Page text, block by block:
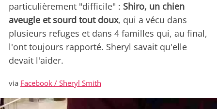
particulièrement "difficile" : Shiro, un chien
aveugle et sourd tout doux, qui a vécu dans
plusieurs refuges et dans 4 familles qui, au final,
l'ont toujours rapporté. Sheryl savait qu'elle
devait l'aider.
via Facebook / Sheryl Smith